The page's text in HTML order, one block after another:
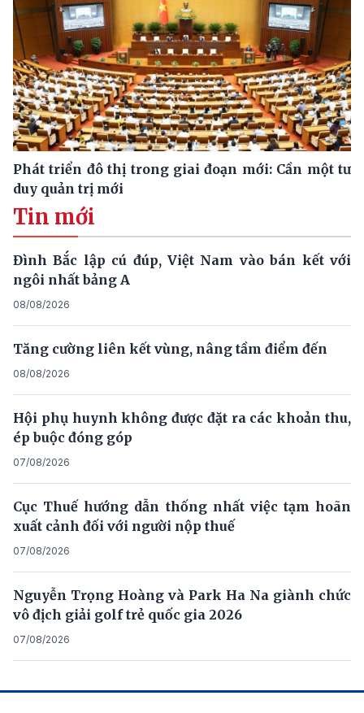
Phát triển đô thị trong giai đoạn mới: Cần một tư
duy quản trị mới
Tin mới
Đình Bắc lập cú đúp, Việt Nam vào bán kết với
ngôi nhất bảng A
08/08/2026
Tăng cường liên kết vùng, nâng tầm điểm đến
08/08/2026
Hội phụ huynh không được đặt ra các khoản thu,
ép buộc đóng góp
07/08/2026
Cục Thuế hướng dẫn thống nhất việc tạm hoãn
xuất cảnh đối với người nộp thuế
07/08/2026
Nguyễn Trọng Hoàng và Park Ha Na giành chức
vô địch giải golf trẻ quốc gia 2026
07/08/2026